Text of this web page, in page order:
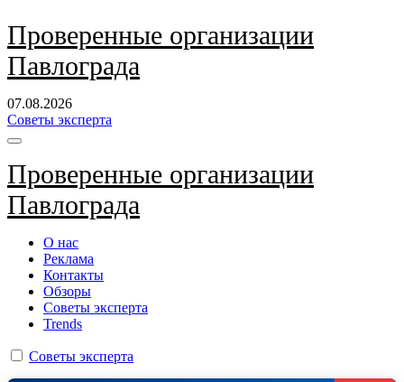
Перейти
к
содержанию
Проверенные организации
Павлограда
07.08.2026
Советы эксперта
Проверенные организации
Павлограда
О нас
Реклама
Контакты
Обзоры
Советы эксперта
Trends
Советы эксперта